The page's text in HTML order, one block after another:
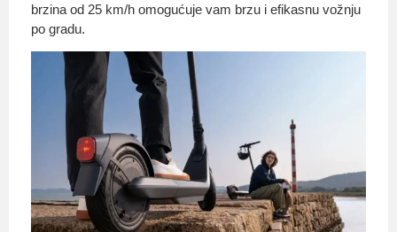
brzina od 25 km/h omogućuje vam brzu i efikasnu vožnju
po gradu.